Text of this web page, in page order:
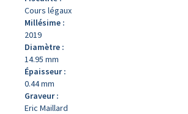
Cours légaux
Millésime :
2019
Diamètre :
14.95 mm
Épaisseur :
0.44 mm
Graveur :
Eric Maillard